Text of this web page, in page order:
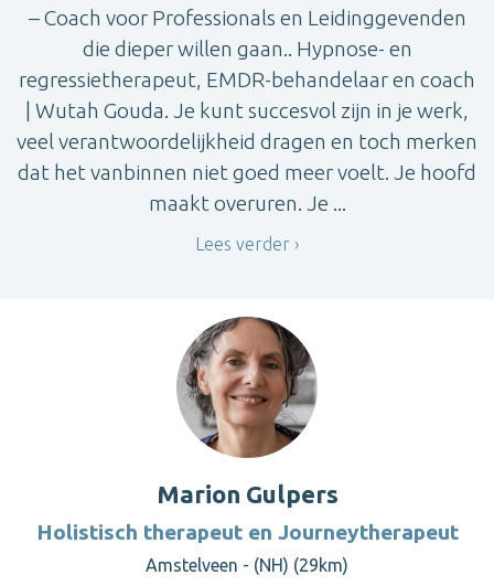
– Coach voor Professionals en Leidinggevenden
die dieper willen gaan.. Hypnose- en
regressietherapeut, EMDR-behandelaar en coach
| Wutah Gouda. Je kunt succesvol zijn in je werk,
veel verantwoordelijkheid dragen en toch merken
dat het vanbinnen niet goed meer voelt. Je hoofd
maakt overuren. Je ...
Lees verder
Marion Gulpers
Holistisch therapeut en Journeytherapeut
Amstelveen - (NH) (29km)